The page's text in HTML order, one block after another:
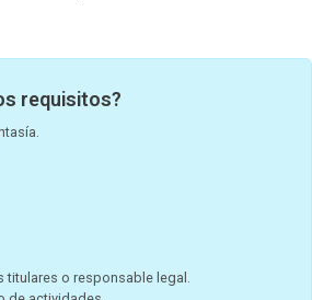
requisitos?
titulares o responsable legal.